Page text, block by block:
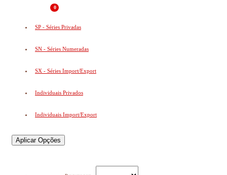
0
SP - Séries Privadas
SN - Séries Numeradas
SX - Séries Import/Export
Individuais Privados
Individuais Import/Export
Aplicar Opções